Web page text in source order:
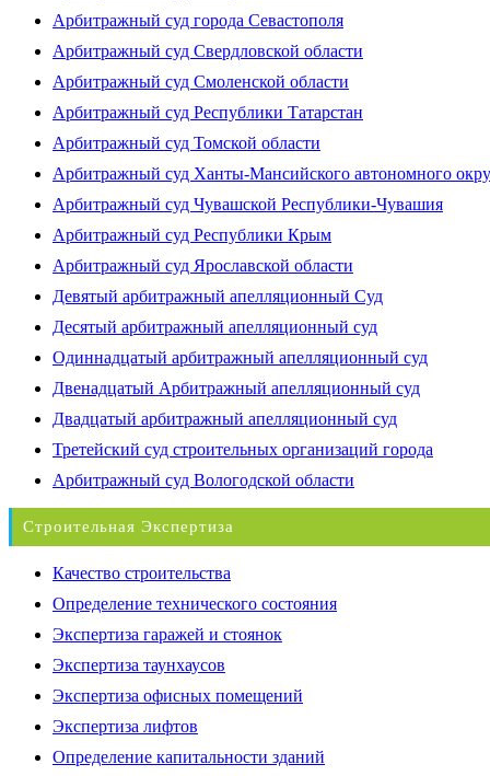
Арбитражный суд города Севастополя
Арбитражный суд Свердловской области
Арбитражный суд Смоленской области
Арбитражный суд Республики Татарстан
Арбитражный суд Томской области
Арбитражный суд Ханты-Мансийского автономного
Арбитражный суд Чувашской Республики-Чувашия
Арбитражный суд Республики Крым
Арбитражный суд Ярославской области
Девятый арбитражный апелляционный Суд
Десятый арбитражный апелляционный суд
Одиннадцатый арбитражный апелляционный суд
Двенадцатый Арбитражный апелляционный суд
Двадцатый арбитражный апелляционный суд
Третейский суд строительных организаций города
Арбитражный суд Вологодской области
Строительная Экспертиза
Качество строительства
Определение технического состояния
Экспертиза гаражей и стоянок
Экспертиза таунхаусов
Экспертиза офисных помещений
Экспертиза лифтов
Определение капитальности зданий